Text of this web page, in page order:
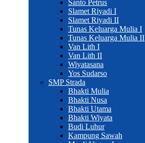
Santo Petrus
Slamet Riyadi I
Slamet Riyadi II
Tunas Keluarga Mulia I
Tunas Keluarga Mulia II
Van Lith I
Van Lith II
Wiyatasana
Yos Sudarso
SMP Strada
Bhakti Mulia
Bhakti Nusa
Bhakti Utama
Bhakti Wiyata
Budi Luhur
Kampung Sawah